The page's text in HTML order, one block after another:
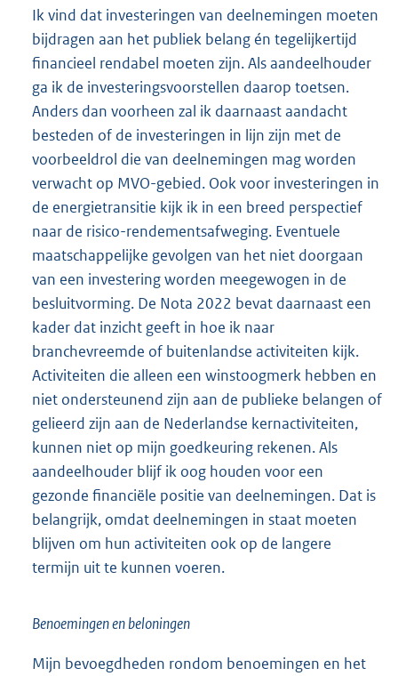
Ik vind dat investeringen van deelnemingen moeten
bijdragen aan het publiek belang én tegelijkertijd
financieel rendabel moeten zijn. Als aandeelhouder
ga ik de investeringsvoorstellen daarop toetsen.
Anders dan voorheen zal ik daarnaast aandacht
besteden of de investeringen in lijn zijn met de
voorbeeldrol die van deelnemingen mag worden
verwacht op MVO-gebied. Ook voor investeringen in
de energietransitie kijk ik in een breed perspectief
naar de risico-rendementsafweging. Eventuele
maatschappelijke gevolgen van het niet doorgaan
van een investering worden meegewogen in de
besluitvorming. De Nota 2022 bevat daarnaast een
kader dat inzicht geeft in hoe ik naar
branchevreemde of buitenlandse activiteiten kijk.
Activiteiten die alleen een winstoogmerk hebben en
niet ondersteunend zijn aan de publieke belangen of
gelieerd zijn aan de Nederlandse kernactiviteiten,
kunnen niet op mijn goedkeuring rekenen. Als
aandeelhouder blijf ik oog houden voor een
gezonde financiële positie van deelnemingen. Dat is
belangrijk, omdat deelnemingen in staat moeten
blijven om hun activiteiten ook op de langere
termijn uit te kunnen voeren.
Benoemingen en beloningen
Mijn bevoegdheden rondom benoemingen en het